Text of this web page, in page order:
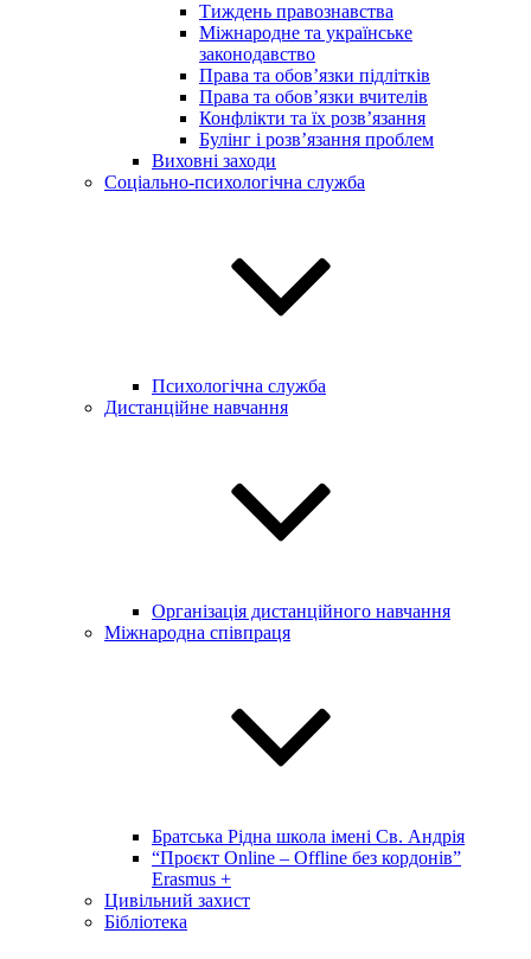
Тиждень правознавства
Міжнародне та українське
законодавство
Права та обов’язки підлітків
Права та обов’язки вчителів
Конфлікти та їх розв’язання
Булінг і розв’язання проблем
Виховні заходи
Соціально-психологічна служба
Психологічна служба
Дистанційне навчання
Організація дистанційного навчання
Міжнародна співпраця
Братська Рідна школа імені Св. Андрія
“Проєкт Online – Offline без кордонів”
Erasmus +
Цивільний захист
Бібліотека